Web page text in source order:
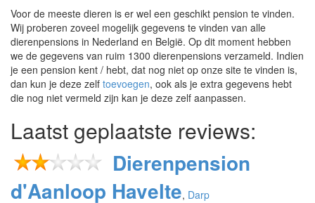
Voor de meeste dieren is er wel een geschikt pension te vinden.
Wij proberen zoveel mogelijk gegevens te vinden van alle
dierenpensions in Nederland en België‎. Op dit moment hebben
we de gegevens van ruim 1300 dierenpensions verzameld. Indien
je een pension kent / hebt, dat nog niet op onze site te vinden is,
dan kun je deze zelf toevoegen, ook als je extra gegevens hebt
die nog niet vermeld zijn kan je deze zelf aanpassen.
Laatst geplaatste reviews:
Dierenpension
d'Aanloop Havelte, Darp